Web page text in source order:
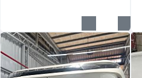
ALTIS / VIOS 空力套件
YARIS 空力套件
HONDA 本田 空力套件